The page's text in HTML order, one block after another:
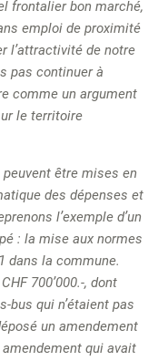
frontalier bon marché,
emploi de proximité
l’attractivité de notre
pas continuer à
comme un argument
le territoire
être mises en
des dépenses et
l’exemple d’un
: la mise aux normes
dans la commune.
700’000.-, dont
bus qui n’étaient pas
un amendement
amendement qui avait